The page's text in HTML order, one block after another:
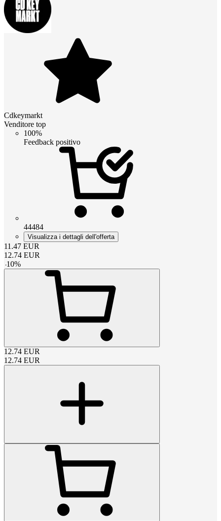
Cdkeymarkt
Venditore top
100%
Feedback positivo
44484
Visualizza i dettagli dell'offerta
11.47 EUR
12.74 EUR
-10%
12.74 EUR
12.74 EUR